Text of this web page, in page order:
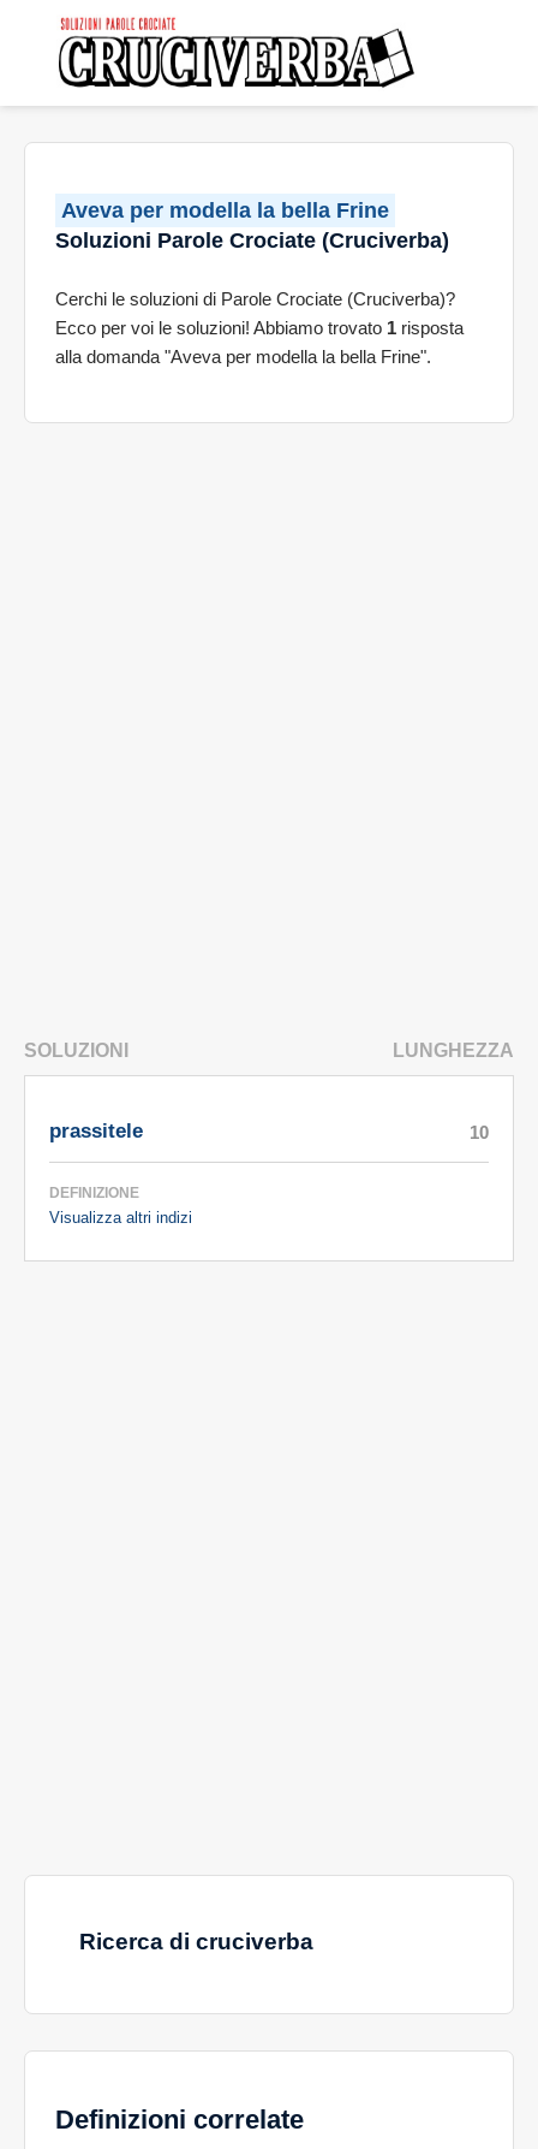
Aveva per modella la bella Frine
Soluzioni Parole Crociate (Cruciverba)
Cerchi le soluzioni di Parole Crociate (Cruciverba)?
Ecco per voi le soluzioni! Abbiamo trovato 1 risposta
alla domanda "Aveva per modella la bella Frine".
SOLUZIONI LUNGHEZZA
prassitele
DEFINIZIONE
Visualizza altri indizi
10
Ricerca di cruciverba
Definizioni correlate